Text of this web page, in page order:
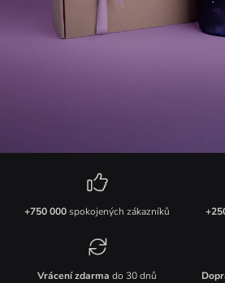
+750 000spokojených zákazníků
Vrácení zdarma do 30 dnů